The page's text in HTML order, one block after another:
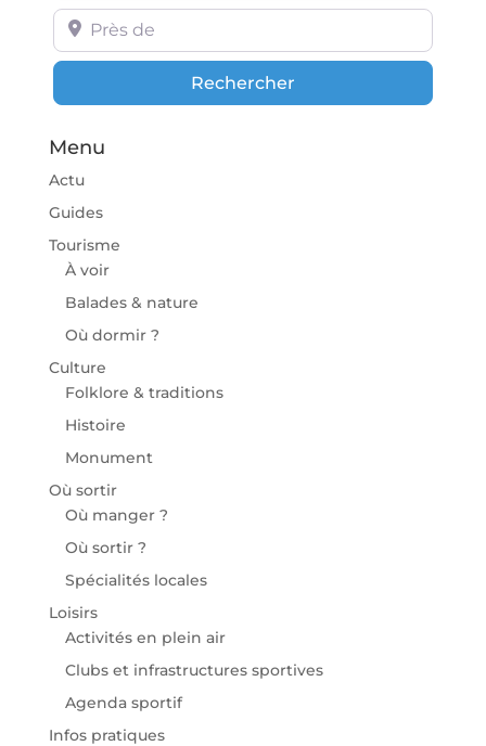
Près de
RechercherRechercher
Menu
Actu
Guides
Tourisme
À voir
Balades & nature
Où dormir ?
Culture
Folklore & traditions
Histoire
Monument
Où sortir
Où manger ?
Où sortir ?
Spécialités locales
Loisirs
Activités en plein air
Clubs et infrastructures sportives
Agenda sportif
Infos pratiques